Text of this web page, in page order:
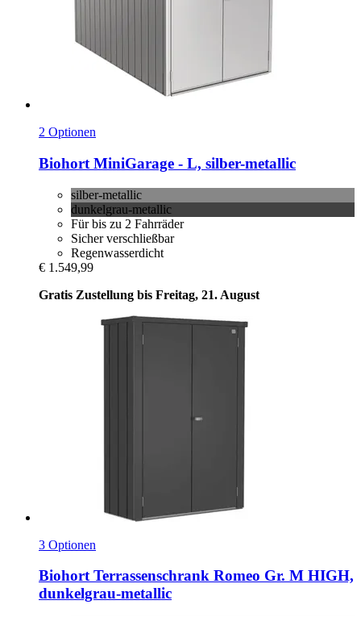
2 Optionen
Biohort MiniGarage -​ L, silber-​metallic
silber-metallic
dunkelgrau-metallic
Für bis zu 2 Fahrräder
Sicher verschließbar
Regenwasserdicht
€ 1.549,99
Gratis Zustellung bis Freitag, 21. August
3 Optionen
BiohortTerrassenschrank Romeo Gr. M HIGH,
dunkelgrau-​metallic